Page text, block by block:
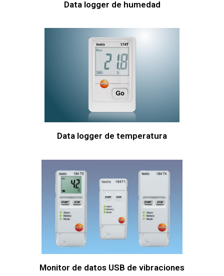
Data logger de humedad
Data logger de temperatura
Monitor de datos USB de vibraciones